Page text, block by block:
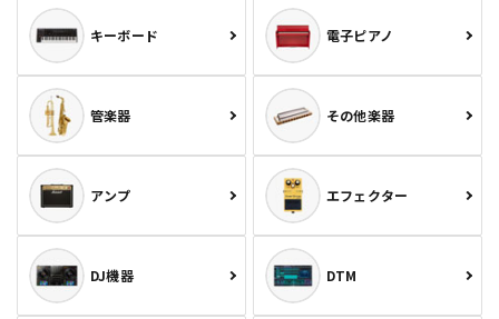
キーボード 電子ピアノ
管楽器 その他楽器
アンプ エフェクター
DJ機器 DTM